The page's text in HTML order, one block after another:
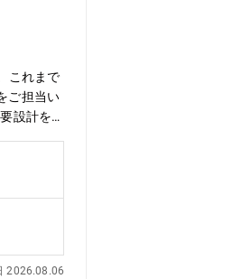
これまで
ご担当い
設計を
2026.08.06